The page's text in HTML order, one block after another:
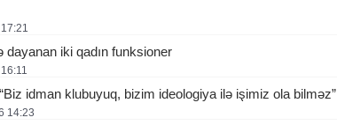
dayanan iki qadın funksioner
idman klubuyuq, bizim ideologiya ilə işimiz ola bilməz”
14:23